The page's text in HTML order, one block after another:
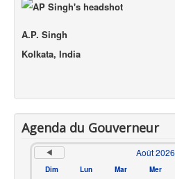
A.P. Singh
Kolkata, India
Agenda du Gouverneur
Août 2026
Dim Lun Mar Mer